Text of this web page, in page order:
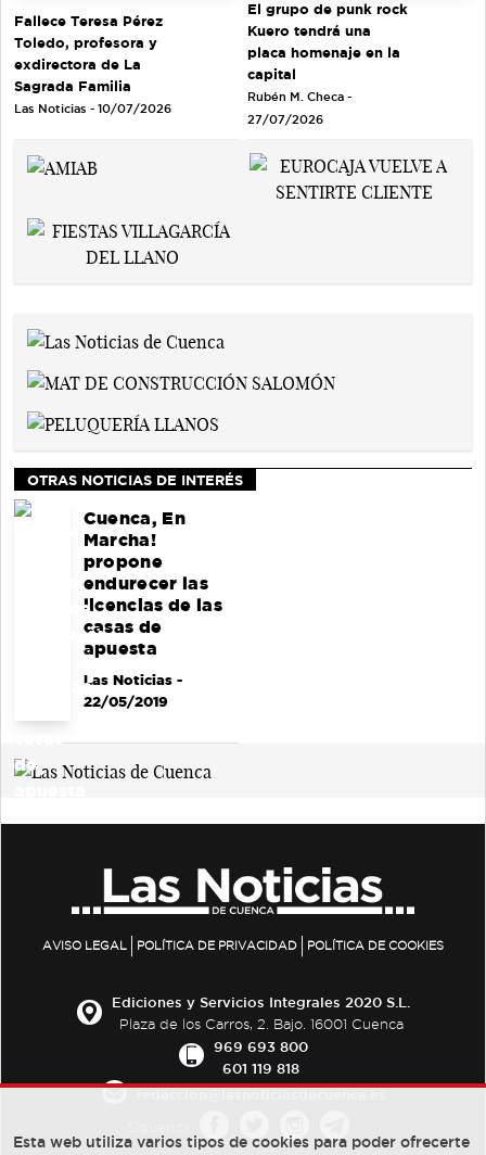
Fallece Teresa Pérez
Toledo, profesora y
exdirectora de La
Sagrada Familia
Las Noticias - 10/07/2026
El grupo de punk rock
Kuero tendrá una
placa homenaje en la
capital
Rubén M. Checa -
27/07/2026
OTRAS NOTICIAS DE INTERÉS
Cuenca, En
Marcha!
propone
endurecer las
licencias de las
casas de
apuesta
Las Noticias-
22/05/2019
AVISO LEGAL POLÍTICA DE PRIVACIDAD POLÍTICA DE COOKIES
Ediciones y Servicios Integrales 2020 S.L.
Plaza de los Carros, 2. Bajo. 16001 Cuenca
969 693 800
601 119 818
Esta web utiliza varios tipos de cookies para poder ofrecerte